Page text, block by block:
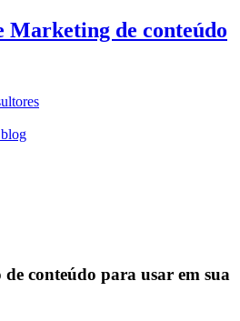
Marketing de conteúdo
conteúdo para usar em sua